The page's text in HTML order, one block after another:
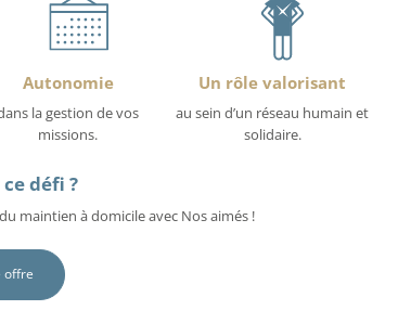
Autonomie
la gestion de vos
missions.
Un rôle valorisant
au sein d’un réseau humain et
solidaire.
défi ?
maintien à domicile avec Nos aimés !
offre